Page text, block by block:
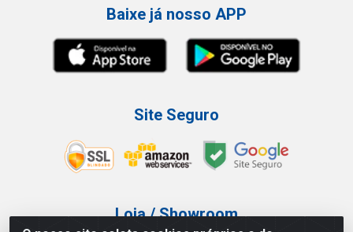
Baixe já nosso APP
Site Seguro
Loja / Showroom